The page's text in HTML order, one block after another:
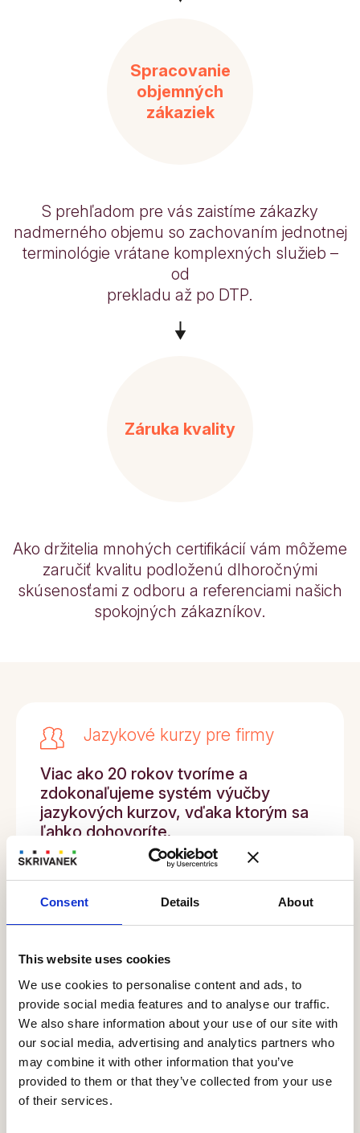
Consent Details About
This website uses cookies
We use cookies to personalise content and ads, to
provide social media features and to analyse our traffic.
We also share information about your use of our site with
our social media, advertising and analytics partners who
may combine it with other information that you’ve
provided to them or that they’ve collected from your use
of their services.
Spracovanie
objemných
zákaziek
S prehľadom pre vás zaistíme zákazky
nadmerného objemu so zachovaním jednotnej
terminológie vrátane komplexných služieb –
od
prekladu až po DTP.
Záruka kvality
Ako držitelia mnohých certifikácií vám môžeme
zaručiť kvalitu podloženú dlhoročnými
skúsenosťami z odboru a referenciami našich
spokojných zákazníkov.
Jazykové kurzy pre firmy
Viac ako 20 rokov tvoríme a
zdokonaľujeme systém výučby
jazykových kurzov, vďaka ktorým sa
ľahko dohovoríte.
Chcete zvýšiť všeobecnú znalosť jazyka vo
firme, alebo máte špecifické požiadavky?
Zaslať Objednávku
Súdne overený preklad
Preložíme vám diplomy a vysvedčenia, úradné
dokumenty, plné moci, lekárske správy a ďalšie
dokumenty. Zhodu prekladu s pôvodným textom